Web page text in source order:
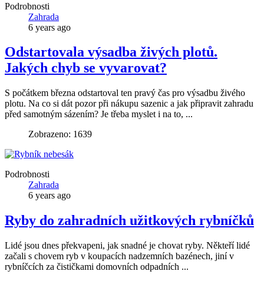
Podrobnosti
Zahrada
6 years ago
Odstartovala výsadba živých plotů.
Jakých chyb se vyvarovat?
S počátkem března odstartoval ten pravý čas pro výsadbu živého
plotu. Na co si dát pozor při nákupu sazenic a jak připravit zahradu
před samotným sázením? Je třeba myslet i na to, ...
Zobrazeno: 1639
Podrobnosti
Zahrada
6 years ago
Ryby do zahradních užitkových rybníčků
Lidé jsou dnes překvapeni, jak snadné je chovat ryby. Někteří lidé
začali s chovem ryb v koupacích nadzemních bazénech, jiní v
rybníčcích za čističkami domovních odpadních ...